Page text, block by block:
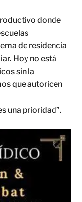
donde
de residencia
Hoy no está
sin la
que autoricen
una prioridad”.